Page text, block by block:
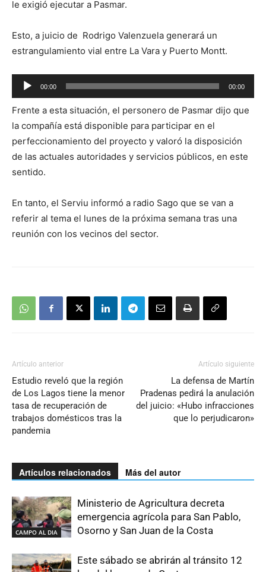
le exigió ejecutar a Pasmar.
Esto, a juicio de Rodrigo Valenzuela generará un
estrangulamiento vial entre La Vara y Puerto Montt.
Reproductor
de
audio
00:00 00:00
Frente a esta situación, el personero de Pasmar dijo que
la compañía está disponible para participar en el
perfeccionamiento del proyecto y valoró la disposición
de las actuales autoridades y servicios públicos, en este
sentido.
En tanto, el Serviu informó a radio Sago que se van a
referir al tema el lunes de la próxima semana tras una
reunión con los vecinos del sector.
Artículo anterior
Estudio reveló que la región
de Los Lagos tiene la menor
tasa de recuperación de
trabajos domésticos tras la
pandemia
Artículo siguiente
La defensa de Martín
Pradenas pedirá la anulación
del juicio: «Hubo infracciones
que lo perjudicaron»
Artículos relacionados Más del autor
CAMPO AL DIA
Ministerio de Agricultura decreta
emergencia agrícola para San Pablo,
Osorno y San Juan de la Costa
Este sábado se abrirán al tránsito 12